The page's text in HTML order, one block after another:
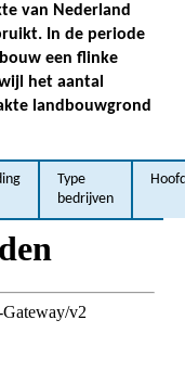
van Nederland
In de periode
een flinke
het aantal
landbouwgrond
Type
bedrijven